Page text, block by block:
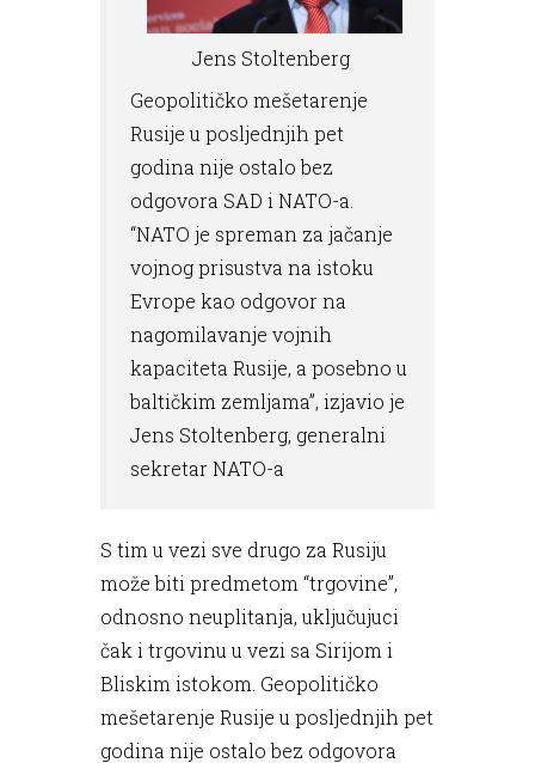
Jens Stoltenberg
Geopolitičko mešetarenje
Rusije u posljednjih pet
godina nije ostalo bez
odgovora SAD i NATO-a.
“NATO je spreman za jačanje
vojnog prisustva na istoku
Evrope kao odgovor na
nagomilavanje vojnih
kapaciteta Rusije, a posebno u
baltičkim zemljama”, izjavio je
Jens Stoltenberg, generalni
sekretar NATO-a
S tim u vezi sve drugo za Rusiju
može biti predmetom “trgovine”,
odnosno neuplitanja, uključujuci
čak i trgovinu u vezi sa Sirijom i
Bliskim istokom. Geopolitičko
mešetarenje Rusije u posljednjih pet
godina nije ostalo bez odgovora